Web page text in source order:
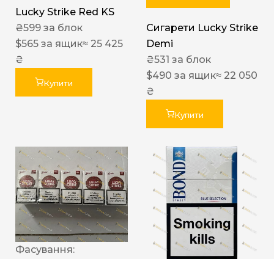
Lucky Strike Red KS
₴599 за блок
$565 за ящик≈ 25 425
₴
Купити
Сигарети Lucky Strike
Demi
₴531 за блок
$490 за ящик≈ 22 050
₴
Купити
Фасування: